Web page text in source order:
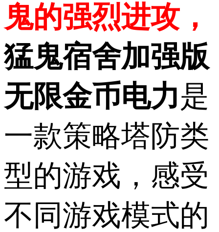
鬼的强烈进攻，
猛鬼宿舍加强版
无限金币电力是
一款策略塔防类
型的游戏，感受
不同游戏模式的